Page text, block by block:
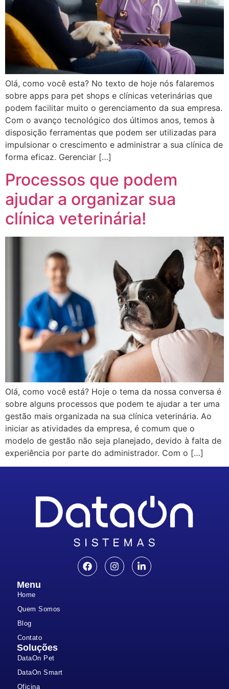
Olá, como você esta? No texto de hoje nós falaremos
sobre apps para pet shops e clínicas veterinárias que
podem facilitar muito o gerenciamento da sua empresa.
Com o avanço tecnológico dos últimos anos, temos à
disposição ferramentas que podem ser utilizadas para
impulsionar o crescimento e administrar a sua clínica de
forma eficaz. Gerenciar […]
Processos que podem
ajudar a organizar sua
clínica veterinária!
Olá, como você está? Hoje o tema da nossa conversa é
sobre alguns processos que podem te ajudar a ter uma
gestão mais organizada na sua clínica veterinária. Ao
iniciar as atividades da empresa, é comum que o
modelo de gestão não seja planejado, devido à falta de
experiência por parte do administrador. Com o […]
Menu
Home
Quem Somos
Blog
Contato
Soluções
DataOn Pet
DataOn Smart
Oficina